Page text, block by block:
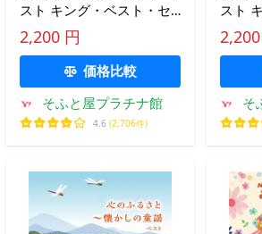
スト キング・ベスト・セ
レクト・ライブラリー
2025 / オムニバス(CD)
KICW7206
2,200 円
価格比較
そふと屋プラチナ館
4.6 (2,706件)
スト
レクト
2025 /
そ